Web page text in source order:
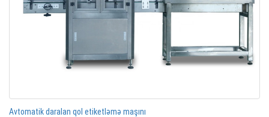
Avtomatik daralan qol etiketləmə maşını